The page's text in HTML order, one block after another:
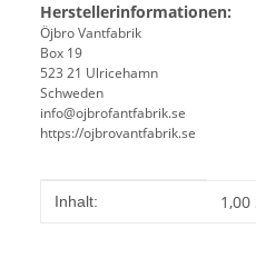
Herstellerinformationen:
Öjbro Vantfabrik
Box 19
523 21 Ulricehamn
Schweden
info@ojbrofantfabrik.se
https://ojbrovantfabrik.se
Produkteigenschaft
Wert
Inhalt: 1,00